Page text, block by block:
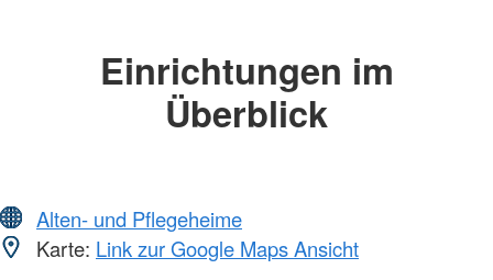
Einrichtungen im
Überblick
Alten- und Pflegeheime
Karte: Link zur Google Maps Ansicht